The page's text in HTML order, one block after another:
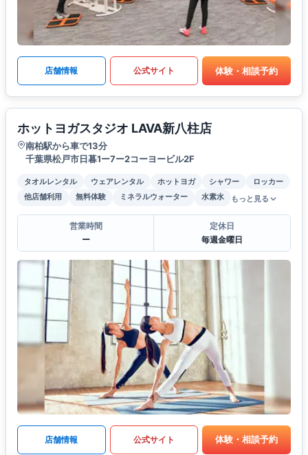
店舗情報 公式サイト 体験・相談予約
ホットヨガスタジオ LAVA新八柱店
南柏駅から車で13分
千葉県松戸市日暮1ー7ー2コーヨービル2F
タオルレンタル ウェアレンタル ホットヨガ シャワー
ロッカー
他店舗利用
無料体験 ミネラルウォーター 水素水 もっと見る
営業時間
ー
定休日
毎週金曜日
店舗情報 公式サイト 体験・相談予約